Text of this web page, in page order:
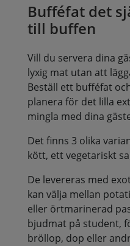
Bufféfat det
till buffen
Vill du servera dina
lyxig mat utan att
Beställ ett bufféfat
planera för det lilla
mingla med dina
Det finns 3 olika
kött, ett vegetariskt
De levereras med
kan välja mellan
eller örtmarinerad
bjudmat på student,
bröllop, dop eller